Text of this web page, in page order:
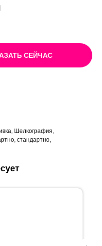
СЕЙЧАС
Шелкография,
стандартно,